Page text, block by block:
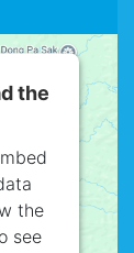
the
the
see